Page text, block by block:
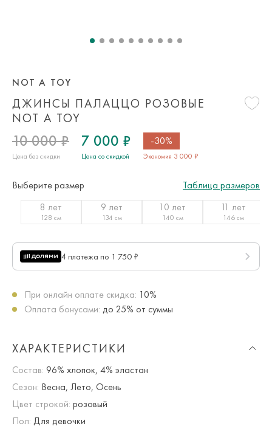
ДЖИНСЫ ПАЛАЦЦО РОЗОВЫЕ
NOT A TOY
NOT A TOY
10 000 ₽
Цена без скидки
7 000 ₽
Цена со скидкой
-30%
Экономия 3 000 ₽
Выберите размер
Таблица размеров
8 лет
128 см
9 лет
134 см
10 лет
140 см
11 лет
146 см
4 платежа по 1 750 ₽
При онлайн оплате скидка: 10%
Оплата бонусами: до 25% от суммы
ХАРАКТЕРИСТИКИ
Состав: 96% хлопок, 4% эластан
Сезон: Весна, Лето, Осень
Цвет строкой: розовый
Пол: Для девочки